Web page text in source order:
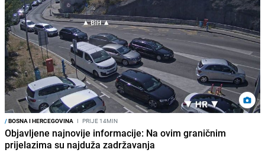
/BOSNA I HERCEGOVINA I PRIJE 14MIN
Objavljene najnovije informacije: Na ovim graničnim
prijelazima su najduža zadržavanja